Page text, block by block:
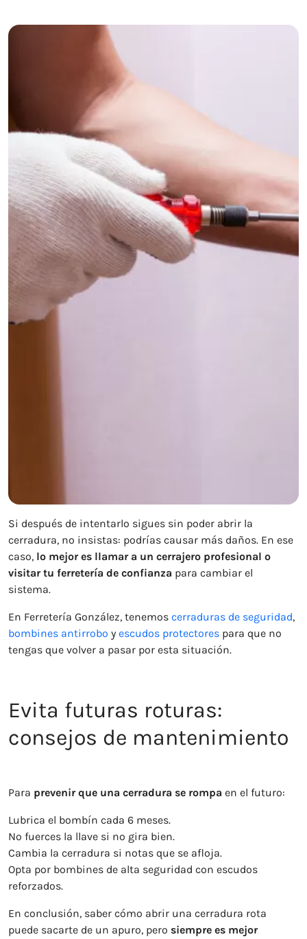
Si después de intentarlo sigues sin poder abrir la
cerradura, no insistas: podrías causar más daños. En ese
caso, lo mejor es llamar a un cerrajero profesional o
visitar tu ferretería de confianza para cambiar el
sistema.
En Ferretería González, tenemos cerraduras de seguridad,
bombines antirrobo y escudos protectores para que no
tengas que volver a pasar por esta situación.
Evita futuras roturas:
consejos de mantenimiento
Para prevenir que una cerradura se rompa en el futuro:
Lubrica el bombín cada 6 meses.
No fuerces la llave si no gira bien.
Cambia la cerradura si notas que se afloja.
Opta por bombines de alta seguridad con escudos
reforzados.
En conclusión, saber cómo abrir una cerradura rota
puede sacarte de un apuro, pero siempre es mejor